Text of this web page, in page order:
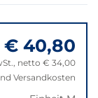
€ 40,80
netto € 34,00
Versandkosten